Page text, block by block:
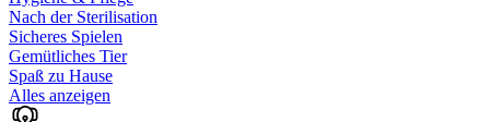
Nach der Sterilisation
Sicheres Spielen
Gemütliches Tier
Spaß zu Hause
Alles anzeigen